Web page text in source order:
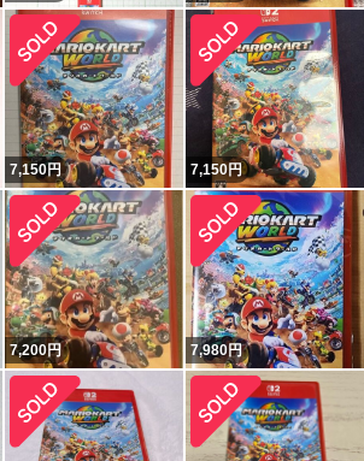
7,150円 7,150円
7,200円 7,980円